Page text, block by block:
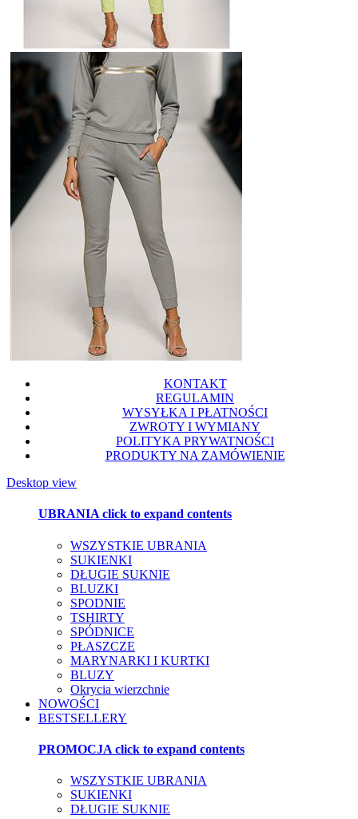
KONTAKT
REGULAMIN
WYSYŁKA I PŁATNOŚCI
ZWROTY I WYMIANY
POLITYKA PRYWATNOŚCI
PRODUKTY NA ZAMÓWIENIE
Desktop view
UBRANIAclick to expand contents
WSZYSTKIE UBRANIA
SUKIENKI
DŁUGIE SUKNIE
BLUZKI
SPODNIE
TSHIRTY
SPÓDNICE
PŁASZCZE
MARYNARKI I KURTKI
BLUZY
Okrycia wierzchnie
NOWOŚCI
BESTSELLERY
PROMOCJA click to expand contents
WSZYSTKIE UBRANIA
SUKIENKI
DŁUGIE SUKNIE